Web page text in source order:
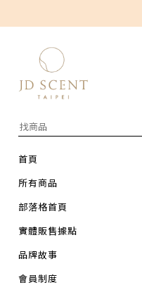
首頁
所有商品
部落格首頁
實體販售據點
品牌故事
會員制度